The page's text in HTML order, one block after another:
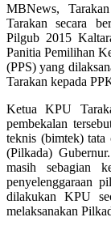
MBNews,
Tarakan secara
Pilgub 2015
Panitia Pemilihan
(PPS) yang
Tarakan kepada
Ketua KPU
pembekalan
teknis (bimtek) tata
(Pilkada)
masih sebagian
penyelenggaraan
dilakukan KPU
melaksanakan